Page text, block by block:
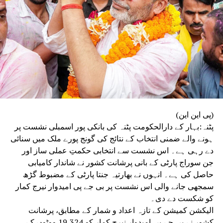
(پی این این)
پٹنہ:بہار کے دارالحکومت پٹنہ کی بانکی پور اسمبلی نشست پر
ہونے والے ضمنی انتخاب کے نتائج کی گونج پورے ملک میں سنائی
دے رہی ہے۔ اس نشست سے انتخابی حکمتِ عملی ساز اور
جن سوراج پارٹی کے بانی پرشانت کشور نے شاندار کامیابی
حاصل کی ہے۔ انہوں نے بھارتیہ جنتا پارٹی کے مضبوط گڑھ
سمجھی جانے والی اس نشست پر بی جے پی امیدوار نیرج کمار
کو شکست دے دی۔
الیکشن کمیشن کے تازہ اعداد و شمار کے مطابق، پرشانت